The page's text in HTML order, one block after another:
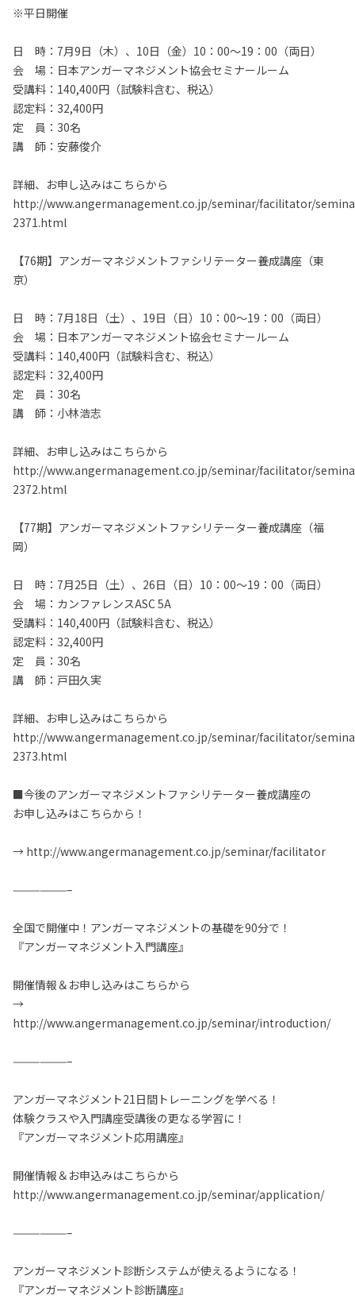
※平日開催
日 時：7月9日（木）、10日（金）10：00～19：00（両日）
会 場：日本アンガーマネジメント協会セミナールーム
受講料：140,400円（試験料含む、税込）
認定料：32,400円
定 員：30名
講 師：安藤俊介
詳細、お申し込みはこちらから
http://www.angermanagement.co.jp/seminar/facilitator/
2371.html
【76期】アンガーマネジメントファシリテーター養成講座（東
京）
日 時：7月18日（土）、19日（日）10：00～19：00（両日）
会 場：日本アンガーマネジメント協会セミナールーム
受講料：140,400円（試験料含む、税込）
認定料：32,400円
定 員：30名
講 師：小林浩志
詳細、お申し込みはこちらから
http://www.angermanagement.co.jp/seminar/facilitator/
2372.html
【77期】アンガーマネジメントファシリテーター養成講座（福
岡）
日 時：7月25日（土）、26日（日）10：00～19：00（両日）
会 場：カンファレンスASC 5A
受講料：140,400円（試験料含む、税込）
認定料：32,400円
定 員：30名
講 師：戸田久実
詳細、お申し込みはこちらから
http://www.angermanagement.co.jp/seminar/facilitator/
2373.html
■今後のアンガーマネジメントファシリテーター養成講座の
お申し込みはこちらから！
→ http://www.angermanagement.co.jp/seminar/facilitator
——————–
全国で開催中！アンガーマネジメントの基礎を90分で！
『アンガーマネジメント入門講座』
開催情報＆お申し込みはこちらから
→
http://www.angermanagement.co.jp/seminar/introduction/
——————–
アンガーマネジメント21日間トレーニングを学べる！
体験クラスや入門講座受講後の更なる学習に！
『アンガーマネジメント応用講座』
開催情報＆お申込みはこちらから
http://www.angermanagement.co.jp/seminar/application/
——————–
アンガーマネジメント診断システムが使えるようになる！
『アンガーマネジメント診断講座』